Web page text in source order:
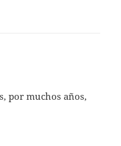
por muchos años,